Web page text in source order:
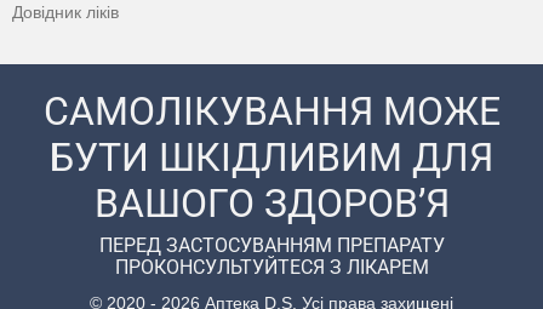
Довідник ліків
САМОЛІКУВАННЯ МОЖЕ
БУТИ ШКІДЛИВИМ ДЛЯ
ВАШОГО ЗДОРОВ’Я
ПЕРЕД ЗАСТОСУВАННЯМ ПРЕПАРАТУ
ПРОКОНСУЛЬТУЙТЕСЯ З ЛІКАРЕМ
© 2020 - 2026 Аптека D.S. Усі права захищені